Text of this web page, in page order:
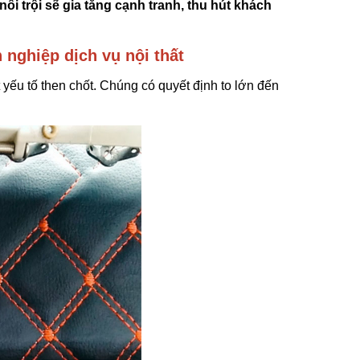
trội sẽ gia tăng cạnh tranh, thu hút khách
nghiệp dịch vụ nội thất
tố then chốt. Chúng có quyết định to lớn đến
5D
Thất Ô
Giá
Có
Hơi
Bọc